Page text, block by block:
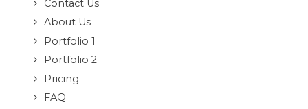
Contact Us
About Us
Portfolio 1
Portfolio 2
Pricing
FAQ